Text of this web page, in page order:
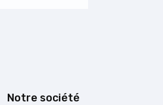
Notre société